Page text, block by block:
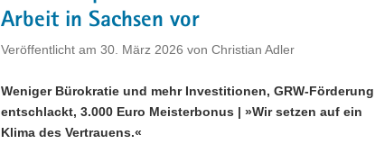
Meilenstein«"
Arbeit in Sachsen vor
Veröffentlicht am 30. März 2026 von Christian Adler
Weniger Bürokratie und mehr Investitionen, GRW-Förderung
entschlackt, 3.000 Euro Meisterbonus | »Wir setzen auf ein
Klima des Vertrauens.«